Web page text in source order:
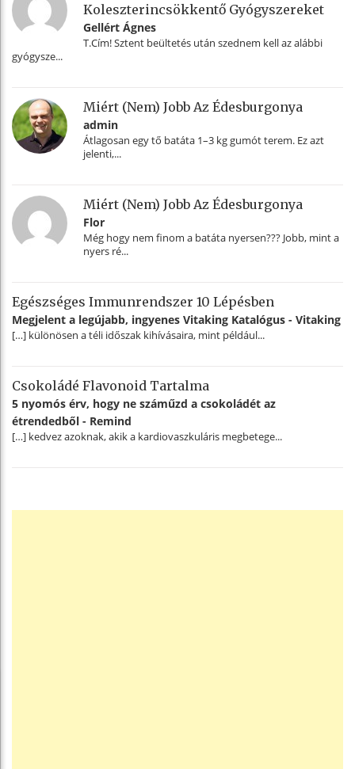
Koleszterincsökkentő Gyógyszereket
Gellért Ágnes
T.Cím! Sztent beültetés után szednem kell az alábbi
gyógysze...
Miért (nem) Jobb Az Édesburgonya
admin
Átlagosan egy tő batáta 1–3 kg gumót terem. Ez azt
jelenti,...
Miért (nem) Jobb Az Édesburgonya
Flor
Még hogy nem finom a batáta nyersen??? Jobb, mint a
nyers ré...
Egészséges Immunrendszer 10 Lépésben
Megjelent a legújabb, ingyenes Vitaking Katalógus - Vitaking
[…] különösen a téli időszak kihívásaira, mint például...
Csokoládé Flavonoid Tartalma
5 nyomós érv, hogy ne száműzd a csokoládét az
étrendedből - Remind
[…] kedvez azoknak, akik a kardiovaszkuláris megbetege...